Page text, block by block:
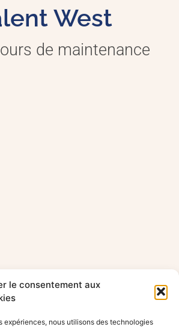
le consentement aux
expériences, nous utilisons des technologies
West
de maintenance